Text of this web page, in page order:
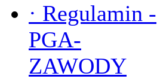
· Regulamin -
PGA-
ZAWODY